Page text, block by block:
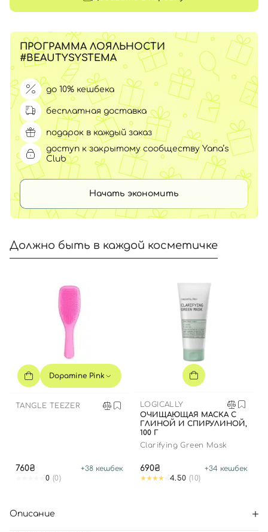
ПРОГРАММА ЛОЯЛЬНОСТИ
#BEAUTYSYSTEMA
до 10% кешбека
бесплатная доставка
подарок в каждый заказ
доступ к закрытому сообществу Yana’s
Club
Начать экономить
Должно быть в каждой косметичке
Dopamine Pink
TANGLE TEEZER
760₴ +38 кешбек
0 (0)
LOGICALLY
ОЧИЩАЮЩАЯ МАСКА С
ГЛИНОЙ И СПИРУЛИНОЙ,
100 Г
Clarifying Green Mask
690₴ +34 кешбек
4.50 (10)
Описание